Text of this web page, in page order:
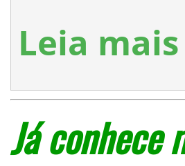
Leia
Já conhece